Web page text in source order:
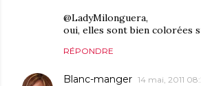
@LadyMilonguera,
oui, elles sont bien colorées
RÉPONDRE
Blanc-manger 14 mai, 2011